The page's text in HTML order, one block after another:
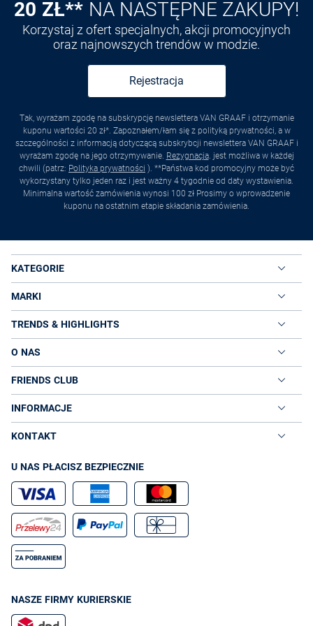
20 ZŁ** NA NASTĘPNE ZAKUPY!
Korzystaj z ofert specjalnych, akcji promocyjnych
oraz najnowszych trendów w modzie.
Rejestracja
Tak, wyrażam zgodę na subskrypcję newslettera VAN GRAAF i otrzymanie
kuponu wartości 20 zł*. Zapoznałem/łam się z polityką prywatności, a w
szczególności z informacją dotyczącą subskrybcji newslettera VAN GRAAF i
wyrażam zgodę na jego otrzymywanie. Rezygnacja. jest możliwa w każdej
chwili (patrz: Polityka prywatności ). **Państwa kod promocyjny może być
wykorzystany tylko jeden raz i jest ważny 4 tygodnie od daty wystawienia.
Minimalna wartość zamówienia wynosi 100 zł Prosimy o wprowadzenie
kuponu na ostatnim etapie składania zamówienia.
KATEGORIE
MARKI
TRENDS & HIGHLIGHTS
O NAS
FRIENDS CLUB
INFORMACJE
KONTAKT
U NAS PŁACISZ BEZPIECZNIE
NASZE FIRMY KURIERSKIE